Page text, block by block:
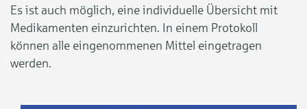
Es ist auch möglich, eine individuelle Übersicht mit
Medikamenten einzurichten. In einem Protokoll
können alle eingenommenen Mittel eingetragen
werden.